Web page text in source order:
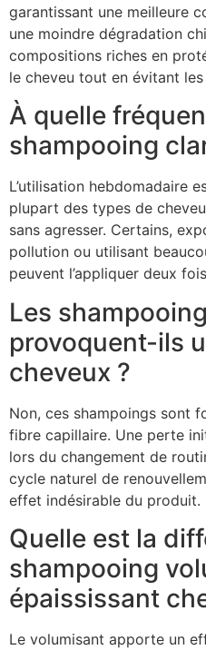
garantissant une meilleure
une moindre dégradation
compositions riches en
le cheveu tout en évitant
À quelle
shampooing
L’utilisation hebdomadaire
plupart des types de
sans agresser. Certains,
pollution ou utilisant
peuvent l’appliquer deux
Les
provoquent-ils
cheveux ?
Non, ces shampoings sont
fibre capillaire. Une perte
lors du changement de
cycle naturel de
effet indésirable du produit.
Quelle est la
shampooing
épaississant
Le volumisant apporte un